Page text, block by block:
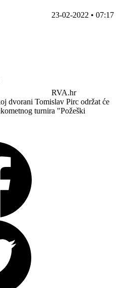
23-02-2022 • 07:17
RVA.hr
dvorani Tomislav Pirc održat će
turnira "Požeški